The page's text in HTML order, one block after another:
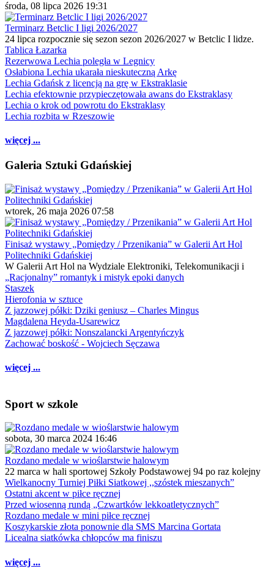
środa, 08 lipca 2026 19:31
Terminarz Betclic I ligi 2026/2027
24 lipca rozpocznie się sezon sezon 2026/2027 w Betclic I lidze.
Tablica Łazarka
Rezerwowa Lechia poległa w Legnicy
Osłabiona Lechia ukarała nieskuteczną Arkę
Lechia Gdańsk z licencją na grę w Ekstraklasie
Lechia efektownie przypieczętowała awans do Ekstraklasy
Lechia o krok od powrotu do Ekstraklasy
Lechia rozbita w Rzeszowie
więcej ...
Galeria Sztuki Gdańskiej
wtorek, 26 maja 2026 07:58
Finisaż wystawy „Pomiędzy / Przenikania” w Galerii Art Hol
Politechniki Gdańskiej
W Galerii Art Hol na Wydziale Elektroniki, Telekomunikacji i
„Racjonalny” romantyk i mistyk epoki danych
Staszek
Hierofonia w sztuce
Z jazzowej półki: Dziki geniusz – Charles Mingus
Magdalena Heyda-Usarewicz
Z jazzowej półki: Nonszalancki Argentyńczyk
Zachować boskość - Wojciech Sęczawa
więcej ...
Sport w szkole
sobota, 30 marca 2024 16:46
Rozdano medale w wioślarstwie halowym
22 marca w hali sportowej Szkoły Podstawowej 94 po raz kolejny
Wielkanocny Turniej Piłki Siatkowej ,,szóstek mieszanych”
Ostatni akcent w piłce ręcznej
Przed wiosenną rundą „Czwartków lekkoatletycznych”
Rozdano medale w mini piłce ręcznej
Koszykarskie złota ponownie dla SMS Marcina Gortata
Licealna siatkówka chłopców ma finiszu
więcej ...